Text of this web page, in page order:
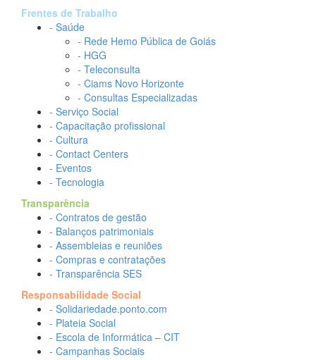
Frentes de Trabalho
- Saúde
- Rede Hemo Pública de Goiás
- HGG
- Teleconsulta
- Ciams Novo Horizonte
- Consultas Especializadas
- Serviço Social
- Capacitação profissional
- Cultura
- Contact Centers
- Eventos
- Tecnologia
Transparência
- Contratos de gestão
- Balanços patrimoniais
- Assembleias e reuniões
- Compras e contratações
- Transparência SES
Responsabilidade Social
- Solidariedade.ponto.com
- Plateia Social
- Escola de Informática – CIT
- Campanhas Sociais